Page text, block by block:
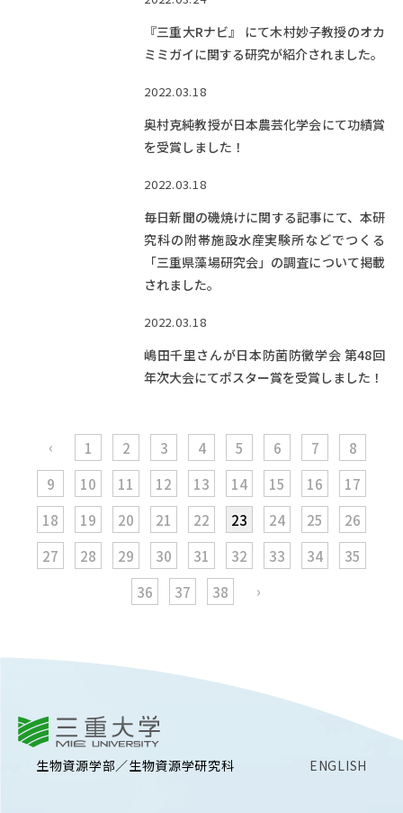
『三重大Rナビ』 にて木村妙子教授のオカ
ミミガイに関する研究が紹介されました。
2022.03.18
奥村克純教授が日本農芸化学会にて功績賞
を受賞しました！
2022.03.18
毎日新聞の磯焼けに関する記事にて、本研
究科の附帯施設水産実験所などでつくる
「三重県藻場研究会」の調査について掲載
されました。
2022.03.18
嶋田千里さんが日本防菌防黴学会 第48回
年次大会にてポスター賞を受賞しました！
‹ 1 2 3 4 5 6 7
8
9
10 11 12 13 14 15 16
17
18
19 20 21 22 23 24 25
26
27
28 29 30 31 32 33 34
35
36
37 38 ›
生物資源学部／生物資源学研究科 ENGLISH